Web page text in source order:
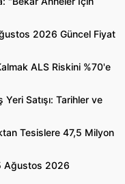
2026 Güncel Fiyat
ALS Riskini %70'e
Satışı: Tarihler ve
Tesislere 47,5 Milyon
Ağustos 2026